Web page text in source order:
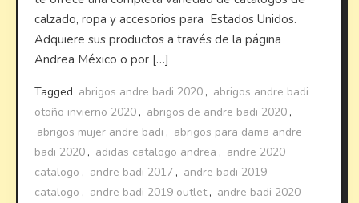
calzado, ropa y accesorios para Estados Unidos.
Adquiere sus productos a través de la página
Andrea México o por […]
Tagged abrigos andre badi 2020 , abrigos andre badi
otoño invierno 2020 , abrigos de andre badi 2020 ,
abrigos mujer andre badi , abrigos para dama andre
badi 2020 , adidas catalogo andrea , andre 2020
catalogo , andre badi 2017 , andre badi 2019
catalogo , andre badi 2019 outlet, andre badi 2020